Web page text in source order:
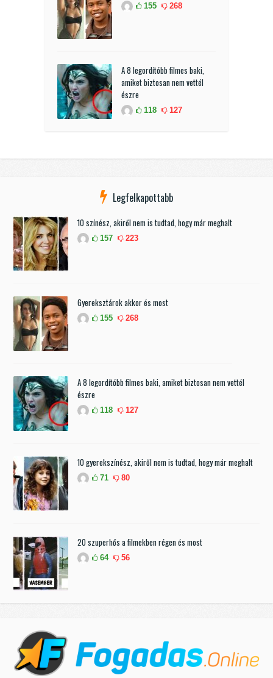
155 268
A 8 legordítóbb filmes baki,
amiket biztosan nem vettél
észre
118 127
Legfelkapottabb
10 színész, akiről nem is tudtad, hogy már meghalt
157 223
Gyereksztárok akkor és most
155 268
A 8 legordítóbb filmes baki, amiket biztosan nem vettél
észre
118 127
10 gyerekszínész, akiről nem is tudtad, hogy már meghalt
71 80
20 szuperhős a filmekben régen és most
64 56